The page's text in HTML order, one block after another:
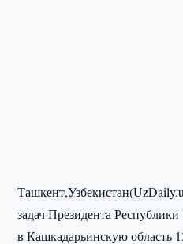
задач Президента
в Кашкадарьинскую область